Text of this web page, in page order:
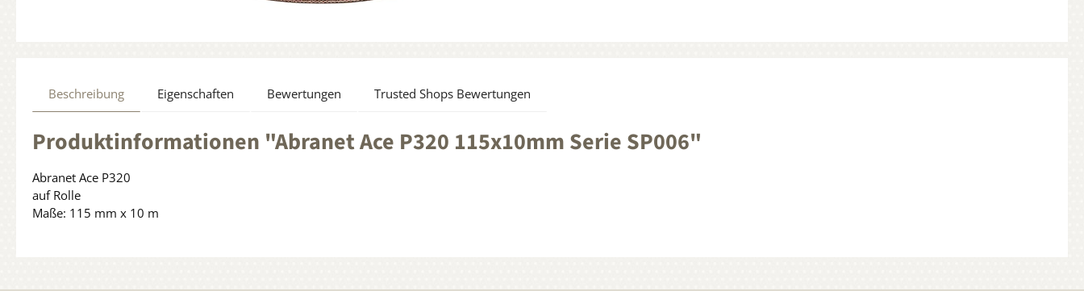
Beschreibung Eigenschaften Bewertungen Trusted Shops Bewertungen
Produktinformationen "Abranet Ace P320 115x10mm Serie SP006"
Abranet Ace P320
auf Rolle
Maße: 115 mm x 10 m